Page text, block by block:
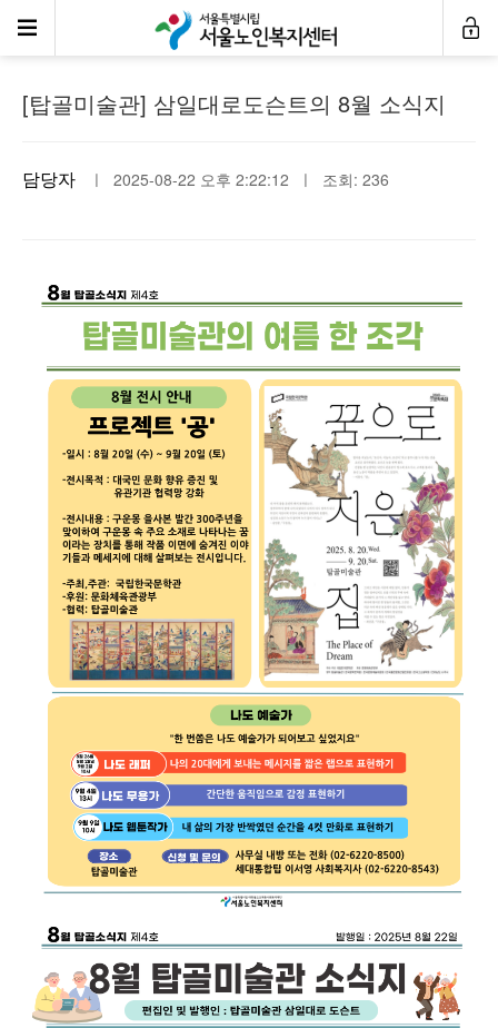
센터소식
[탑골미술관] 삼일대로도슨트의 8월 소식지
담당자 ㅣ 2025-08-22 오후 2:22:12 ㅣ 조회: 236